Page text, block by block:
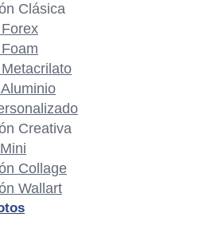
Clásica
Creativa
Collage
Wallart